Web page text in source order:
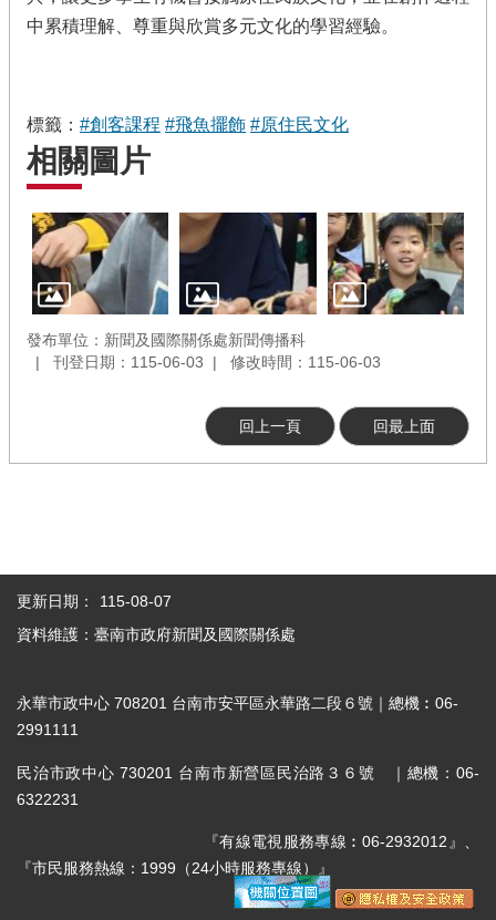
中累積理解、尊重與欣賞多元文化的學習經驗。
標籤： #創客課程 #飛魚擺飾 #原住民文化
相關圖片
發布單位：新聞及國際關係處新聞傳播科
刊登日期：115-06-03
修改時間：115-06-03
回上一頁 回最上面
更新日期：
115-08-07
資料維護：臺南市政府新聞及國際關係處
永華市政中心 708201 台南市安平區永華路二段６號｜總機︰06-
2991111
民治市政中心 730201 台南市新營區民治路３６號 ｜總機：06-
6322231
『有線電視服務專線︰06-2932012』、
『市民服務熱線：1999（24小時服務專線）』